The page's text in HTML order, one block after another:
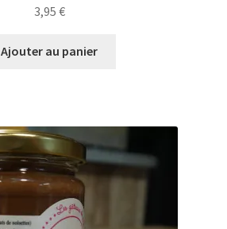
3,95 €
Ajouter au panier